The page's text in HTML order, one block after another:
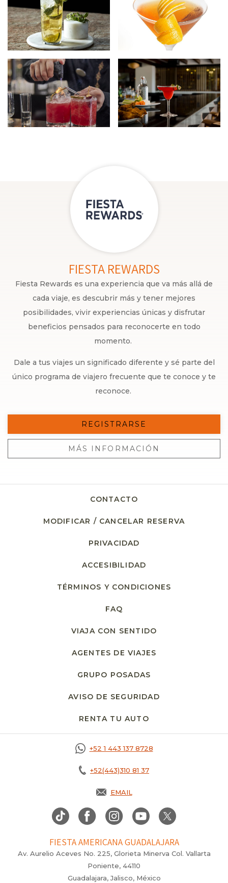
FIESTA REWARDS
Fiesta Rewards es una experiencia que va más allá de
cada viaje, es descubrir más y tener mejores
posibilidades, vivir experiencias únicas y disfrutar
beneficios pensados para reconocerte en todo
momento.
Dale a tus viajes un significado diferente y sé parte del
único programa de viajero frecuente que te conoce y te
reconoce.
REGISTRARSE
MÁS INFORMACIÓN
CONTACTO
MODIFICAR / CANCELAR RESERVA
PRIVACIDAD
ACCESIBILIDAD
TÉRMINOS Y CONDICIONES
FAQ
VIAJA CON SENTIDO
AGENTES DE VIAJES
GRUPO POSADAS
AVISO DE SEGURIDAD
RENTA TU AUTO
+52 1 443 137 8728
+52(443)310 81 37
EMAIL
FIESTA AMERICANA GUADALAJARA
Av. Aurelio Aceves No. 225, Glorieta Minerva Col. Vallarta
Poniente, 44110
Guadalajara, Jalisco, México